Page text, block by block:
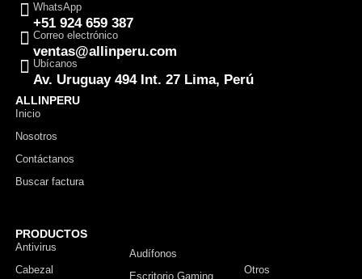
WhatsApp
+51 924 659 387
Correo electrónico
ventas@allinperu.com
Ubícanos
Av. Uruguay 494 Int. 27 Lima, Perú
ALLINPERU
Inicio
Nosotros
Contáctanos
Buscar factura
PRODUCTOS
Antivirus
Cabezal
Audífonos
Escritorio Gaming
Otros